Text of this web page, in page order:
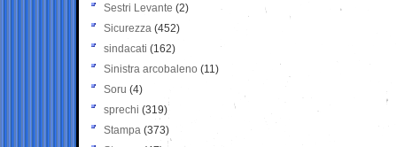
Sestri Levante (2)
Sicurezza (452)
sindacati (162)
Sinistra arcobaleno (11)
Soru (4)
sprechi (319)
Stampa (373)